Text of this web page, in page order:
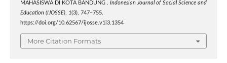
MAHASISWA DI KOTA BANDUNG . Indonesian Journal of Social Science and
Education (IJOSSE), 1(3), 747–755.
https://doi.org/10.62567/ijosse.v1i3.1354
More Citation Formats